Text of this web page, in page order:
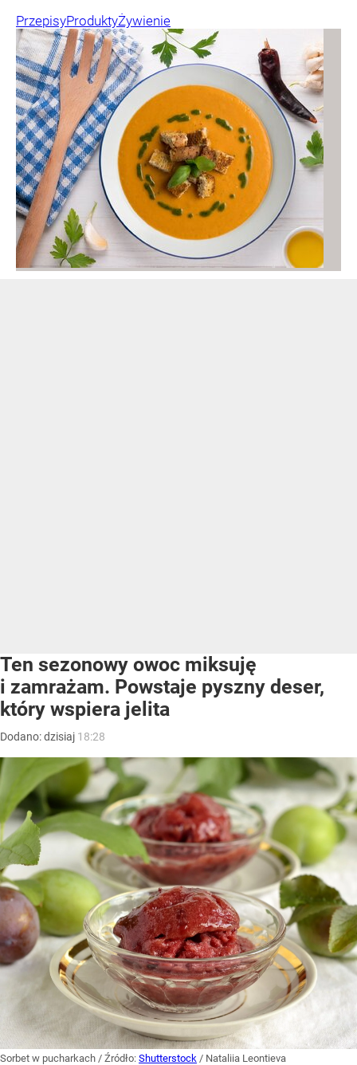
PrzepisyProduktyŻywienie
Ten sezonowy owoc miksuję
i zamrażam. Powstaje pyszny deser,
który wspiera jelita
Dodano:dzisiaj 18:28
Sorbet w pucharkach / Źródło: Shutterstock / Nataliia Leontieva